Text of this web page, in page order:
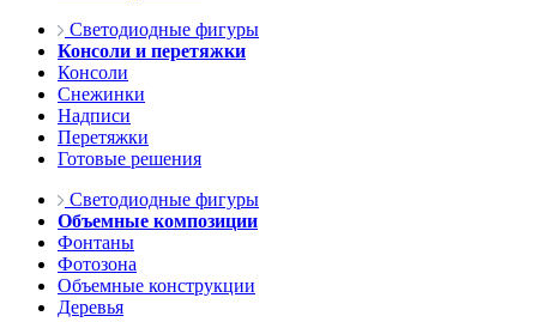
Светодиодные фигуры
Консоли и перетяжки
Консоли
Снежинки
Надписи
Перетяжки
Готовые решения
Светодиодные фигуры
Объемные композиции
Фонтаны
Фотозона
Объемные конструкции
Деревья